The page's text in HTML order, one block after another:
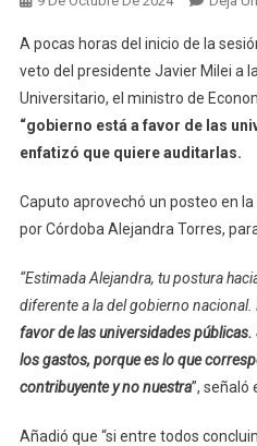
A pocas horas del inicio de la
veto del presidente Javier Milei a
Universitario, el ministro de
“gobierno está a favor de las
enfatizó que quiere auditarlas.
Caputo aprovechó un posteo en la
por Córdoba Alejandra Torres,
“Estimada Alejandra, tu postura
diferente a la del gobierno nacional.
favor de las universidades
los gastos, porque es lo que
contribuyente y no nuestra”, señaló
Añadió que “si entre todos